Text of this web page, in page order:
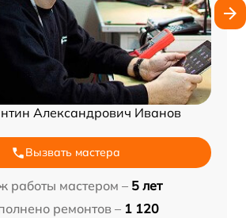
Александрович Иванов
Вызвать мастера
работы мастером – 5 лет
ремонтов – 1 120